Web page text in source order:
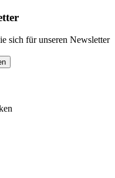
sich für unseren Newsletter